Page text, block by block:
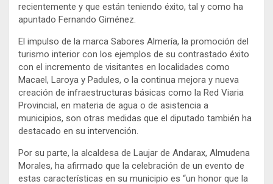
recientemente y que están teniendo éxito, tal y como ha
apuntado Fernando Giménez.
El impulso de la marca Sabores Almería, la promoción del
turismo interior con los ejemplos de su contrastado éxito
con el incremento de visitantes en localidades como
Macael, Laroya y Padules, o la continua mejora y nueva
creación de infraestructuras básicas como la Red Viaria
Provincial, en materia de agua o de asistencia a
municipios, son otras medidas que el diputado también ha
destacado en su intervención.
Por su parte, la alcaldesa de Laujar de Andarax, Almudena
Morales, ha afirmado que la celebración de un evento de
estas características en su municipio es “un honor que la